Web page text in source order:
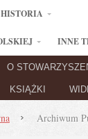
HISTORIA
INNE
O
KSIĄŻKI
Archiwum